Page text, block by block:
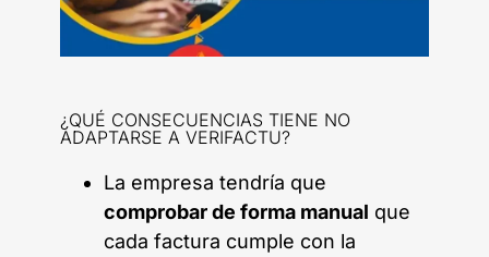
¿QUÉ CONSECUENCIAS TIENE NO
ADAPTARSE A VERIFACTU?
La empresa tendría que
comprobar de forma manual que
cada factura cumple con la